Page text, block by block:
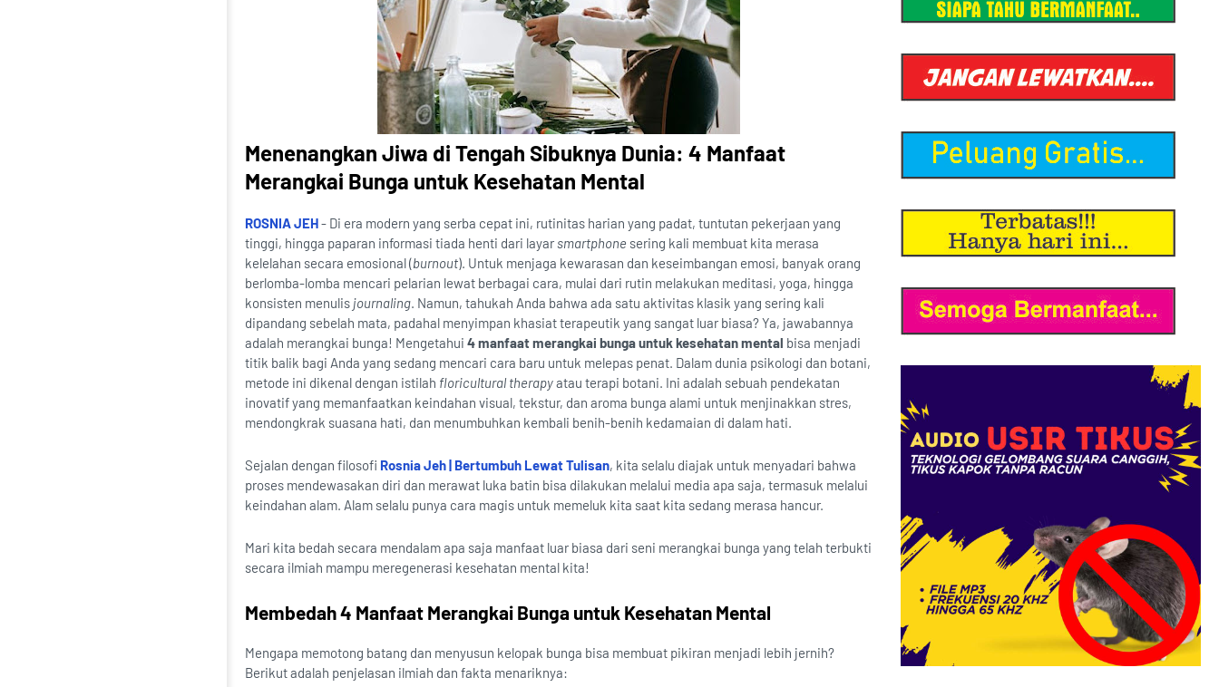
Menenangkan Jiwa di Tengah Sibuknya Dunia: 4 Manfaat
Merangkai Bunga untuk Kesehatan Mental
ROSNIA JEH- Di era modern yang serba cepat ini, rutinitas harian yang padat, tuntutan pekerjaan yang
tinggi, hingga paparan informasi tiada henti dari layarsmartphone sering kali membuat kita merasa
kelelahan secara emosional (burnout). Untuk menjaga kewarasan dan keseimbangan emosi, banyak orang
berlomba-lomba mencari pelarian lewat berbagai cara, mulai dari rutin melakukan meditasi, yoga, hingga
konsisten menulis journaling. Namun, tahukah Anda bahwa ada satu aktivitas klasik yang sering kali
dipandang sebelah mata, padahal menyimpan khasiat terapeutik yang sangat luar biasa? Ya, jawabannya
adalah merangkai bunga! Mengetahui 4 manfaat merangkai bunga untuk kesehatan mental bisa menjadi
titik balik bagi Anda yang sedang mencari cara baru untuk melepas penat. Dalam dunia psikologi dan botani,
metode ini dikenal dengan istilah floricultural therapyatau terapi botani. Ini adalah sebuah pendekatan
inovatif yang memanfaatkan keindahan visual, tekstur, dan aroma bunga alami untuk menjinakkan stres,
mendongkrak suasana hati, dan menumbuhkan kembali benih-benih kedamaian di dalam hati.
Sejalan dengan filosofi Rosnia Jeh | Bertumbuh Lewat Tulisan, kita selalu diajak untuk menyadari bahwa
proses mendewasakan diri dan merawat luka batin bisa dilakukan melalui media apa saja, termasuk melalui
keindahan alam. Alam selalu punya cara magis untuk memeluk kita saat kita sedang merasa hancur.
Mari kita bedah secara mendalam apa saja manfaat luar biasa dari seni merangkai bunga yang telah terbukti
secara ilmiah mampu meregenerasi kesehatan mental kita!
Membedah 4 Manfaat Merangkai Bunga untuk Kesehatan Mental
Mengapa memotong batang dan menyusun kelopak bunga bisa membuat pikiran menjadi lebih jernih?
Berikut adalah penjelasan ilmiah dan fakta menariknya: